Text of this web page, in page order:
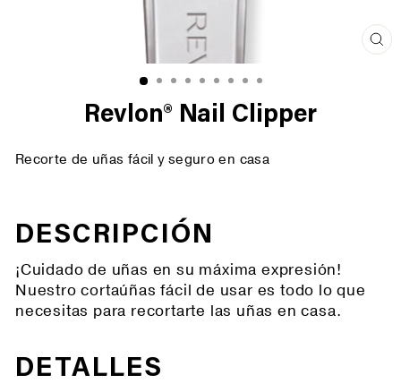
Revlon® Nail Clipper
Recorte de uñas fácil y seguro en casa
DESCRIPCIÓN
¡Cuidado de uñas en su máxima expresión!
Nuestro cortaúñas fácil de usar es todo lo que
necesitas para recortarte las uñas en casa.
DETALLES